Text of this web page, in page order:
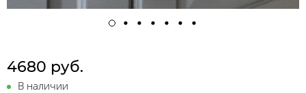
4680 руб.
В наличии